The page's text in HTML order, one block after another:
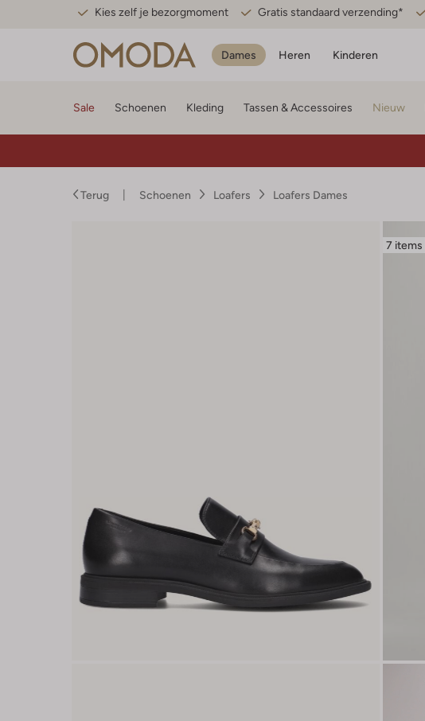
Kies zelf je bezorgmoment Gratis standaard verzending*
Dames Heren Kinderen
Sale Schoenen Kleding Tassen & Accessoires Nieuw
Terug Schoenen Loafers Loafers Dames
7 items